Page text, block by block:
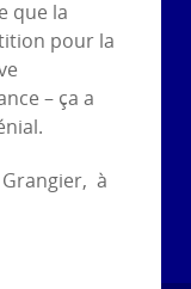
que la
pour la
– ça a
à